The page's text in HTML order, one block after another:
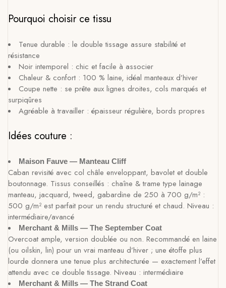
Pourquoi choisir ce tissu
Tenue durable : le double tissage assure stabilité et
résistance
Noir intemporel : chic et facile à associer
Chaleur & confort : 100 % laine, idéal manteaux d’hiver
Coupe nette : se prête aux lignes droites, cols marqués et
surpiqûres
Agréable à travailler : épaisseur régulière, bords propres
Idées couture :
Maison Fauve — Manteau Cliff
Caban revisité avec col châle enveloppant, bavolet et double
boutonnage. Tissus conseillés : chaîne & trame type lainage
manteau, jacquard, tweed, gabardine de 250 à 700 g/m² :
500 g/m² est parfait pour un rendu structuré et chaud. Niveau :
intermédiaire/avancé
Merchant & Mills — The September Coat
Overcoat ample, version doublée ou non. Recommandé en laine
(ou oilskin, lin) pour un vrai manteau d’hiver ; une étoffe plus
lourde donnera une tenue plus architecturée — exactement l’effet
attendu avec ce double tissage. Niveau : intermédiaire
Merchant & Mills — The Strand Coat